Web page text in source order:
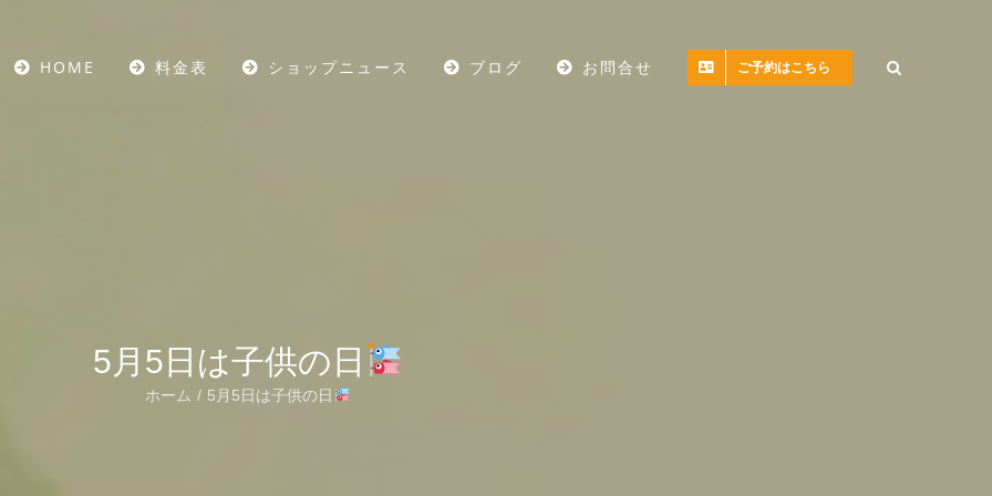
HOME 料金表 ショップニュース ブログ お問合せ ご予約はこちら
5月5日は子供の日
ホーム 5月5日は子供の日